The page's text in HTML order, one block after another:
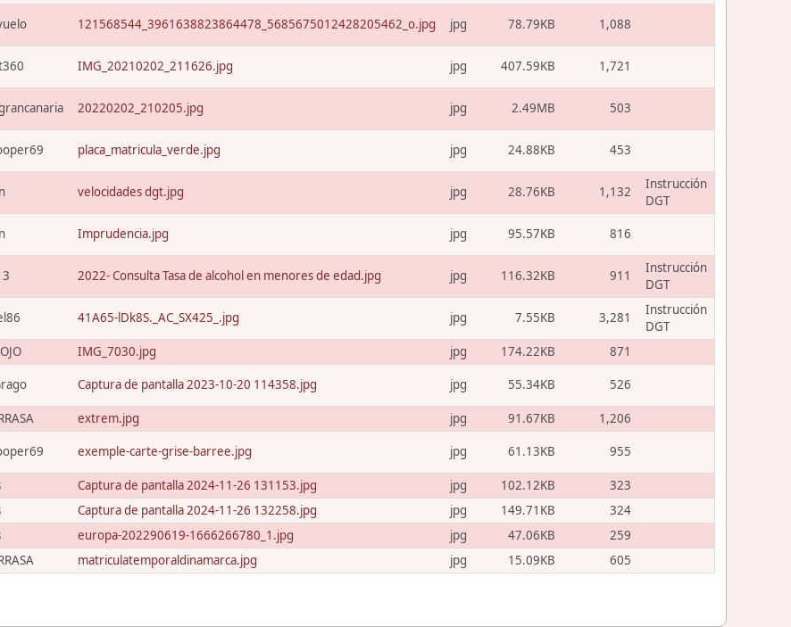
121568544_3961638823864478_5685675012428205462_o.jpg jpg 78.79KB 1,088
IMG_20210202_211626.jpg jpg 407.59KB 1,721
20220202_210205.jpg jpg 2.49MB 503
placa_matricula_verde.jpg jpg 24.88KB 453
velocidades dgt.jpg jpg 28.76KB 1,132
Instrucción
DGT
Imprudencia.jpg jpg 95.57KB 816
2022- Consulta Tasa de alcohol en menores de edad.jpg jpg 116.32KB 911
Instrucción
DGT
41A65-lDk8S._AC_SX425_.jpg jpg 7.55KB 3,281
Instrucción
DGT
IMG_7030.jpg jpg 174.22KB
871
Captura de pantalla 2023-10-20 114358.jpg jpg 55.34KB 526
extrem.jpg jpg 91.67KB
1,206
exemple-carte-grise-barree.jpg jpg 61.13KB 955
Captura de pantalla 2024-11-26 131153.jpg jpg 102.12KB
323
Captura de pantalla 2024-11-26 132258.jpg jpg 149.71KB
324
europa-202290619-1666266780_1.jpg jpg 47.06KB
259
matriculatemporaldinamarca.jpg jpg 15.09KB 605